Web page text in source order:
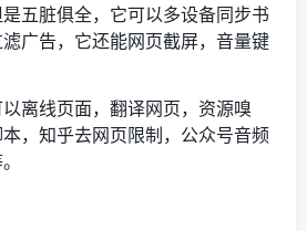
五脏俱全，它可以多设备同步书
广告，它还能网页截屏，音量键
离线页面，翻译网页，资源嗅
，知乎去网页限制，公众号音频